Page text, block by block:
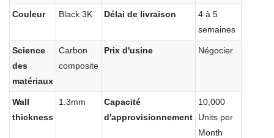
Couleur Black 3K Délai de livraison
4 à 5
semaines
Science
des
matériaux
Carbon
composite
Prix ​​d'usine Négocier
Wall
thickness
1.3mm
Capacité
d'approvisionnement
10,000
Units per
Month